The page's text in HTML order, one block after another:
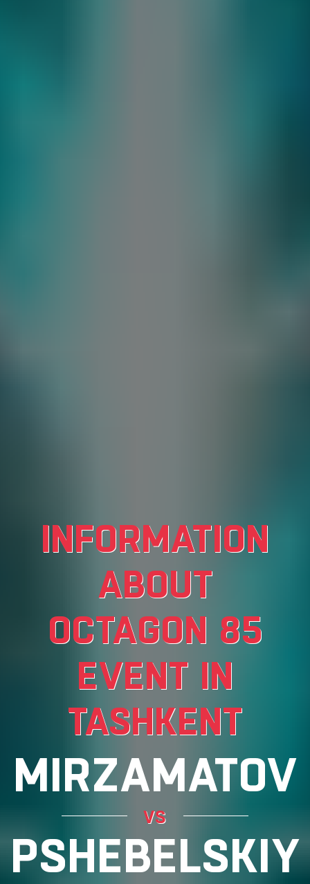
INFORMATION
ABOUT
OCTAGON 85
EVENT IN
TASHKENT
MIRZAMATOV
vs
PSHEBELSKIY